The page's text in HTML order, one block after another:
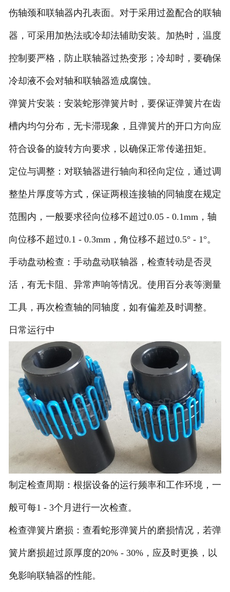
伤轴颈和联轴器内孔表面。对于采用过盈配合的联轴
器，可采用加热法或冷却法辅助安装。加热时，温度
控制要严格，防止联轴器过热变形；冷却时，要确保
冷却液不会对轴和联轴器造成腐蚀。
‌弹簧片安装‌：安装蛇形弹簧片时，要保证弹簧片在齿
槽内均匀分布，无卡滞现象，且弹簧片的开口方向应
符合设备的旋转方向要求，以确保正常传递扭矩。
‌定位与调整‌：对联轴器进行轴向和径向定位，通过调
整垫片厚度等方式，保证两根连接轴的同轴度在规定
范围内，一般要求径向位移不超过0.05 - 0.1mm，轴
向位移不超过0.1 - 0.3mm，角位移不超过0.5° - 1°。
‌手动盘动检查‌：手动盘动联轴器，检查转动是否灵
活，有无卡阻、异常声响等情况。使用百分表等测量
工具，再次检查轴的同轴度，如有偏差及时调整。
日常运行中
制定检查周期‌：根据设备的运行频率和工作环境，一
般可每1 - 3个月进行一次检查。
‌检查弹簧片磨损‌：查看蛇形弹簧片的磨损情况，若弹
簧片磨损超过原厚度的20% - 30%，应及时更换，以
免影响联轴器的性能。